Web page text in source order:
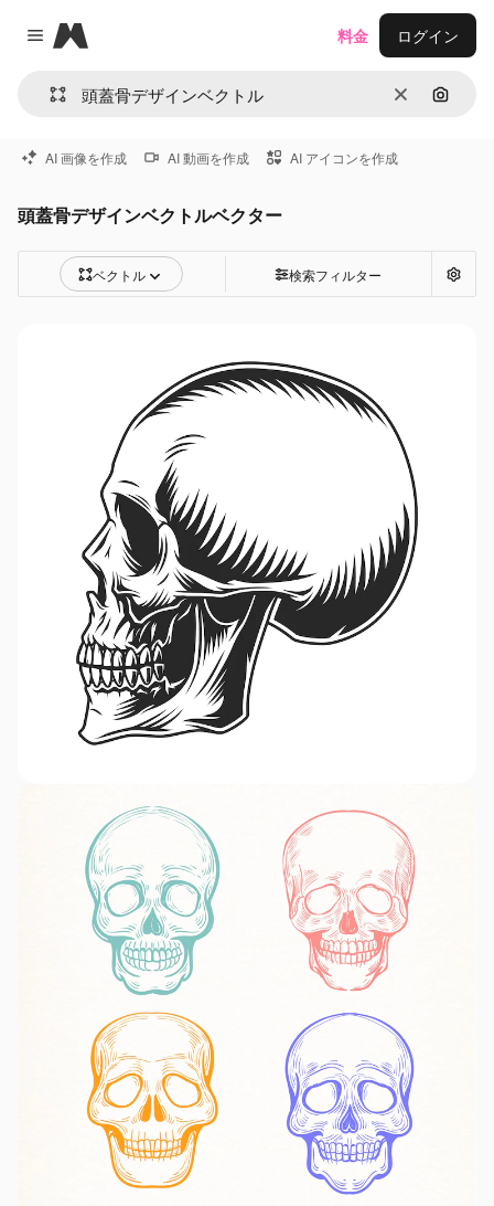
Close menu
Magnific
消去 画像で
料金 ログイン
AI 画像を作成 AI 動画を作成 AI アイコンを作成
頭蓋骨デザインベクトルベクター
ベクトル 検索フィルター